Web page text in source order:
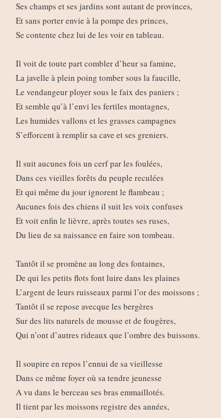
Ses champs et ses jardins sont autant de provinces,
Et sans porter envie à la pompe des princes,
Se contente chez lui de les voir en tableau.
Il voit de toute part combler d’heur sa famine,
La javelle à plein poing tomber sous la faucille,
Le vendangeur ployer sous le faix des paniers ;
Et semble qu’à l’envi les fertiles montagnes,
Les humides vallons et les grasses campagnes
S’efforcent à remplir sa cave et ses greniers.
Il suit aucunes fois un cerf par les foulées,
Dans ces vieilles forêts du peuple reculées
Et qui même du jour ignorent le flambeau ;
Aucunes fois des chiens il suit les voix confuses
Et voit enfin le lièvre, après toutes ses ruses,
Du lieu de sa naissance en faire son tombeau.
Tantôt il se promène au long des fontaines,
De qui les petits flots font luire dans les plaines
L’argent de leurs ruisseaux parmi l’or des moissons ;
Tantôt il se repose avecque les bergères
Sur des lits naturels de mousse et de fougères,
Qui n’ont d’autres rideaux que l’ombre des buissons.
Il soupire en repos l’ennui de sa vieillesse
Dans ce même foyer où sa tendre jeunesse
A vu dans le berceau ses bras emmaillotés.
Il tient par les moissons registre des années,